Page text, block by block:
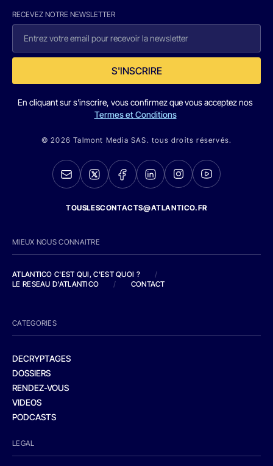
RECEVEZ NOTRE NEWSLETTER
S'INSCRIRE
En cliquant sur s'inscrire, vous confirmez que vous acceptez nos
Termes et Conditions
© 2026 Talmont Media SAS. tous droits réservés.
TOUSLESCONTACTS@ATLANTICO.FR
MIEUX NOUS CONNAITRE
ATLANTICO C'EST QUI, C'EST QUOI ?
/
LE RESEAU D'ATLANTICO
/ CONTACT
CATEGORIES
DECRYPTAGES
DOSSIERS
RENDEZ-VOUS
VIDEOS
PODCASTS
LEGAL